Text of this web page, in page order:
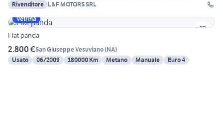
Rivenditore L&F MOTORS SRL
Vetrina
Fiat panda
2.800 €San Giuseppe Vesuviano(NA)
Usato
06/2009 180000 Km Metano Manuale Euro 4